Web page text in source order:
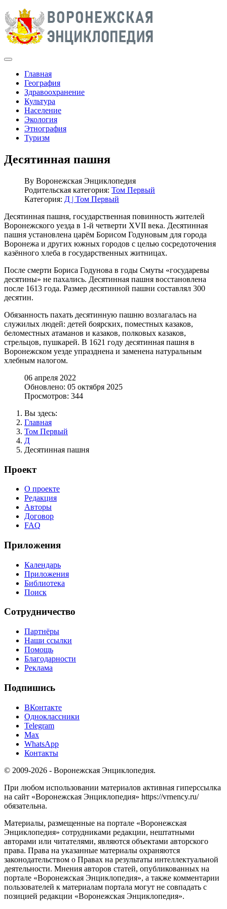
Главная
География
Здравоохранение
Культура
Население
Экология
Этнография
Туризм
Десятинная пашня
By Воронежская Энциклопедия
Родительская категория: Том Первый
Категория: Д | Том Первый
Десятинная пашня, государственная повинность жителей
Воронежского уезда в 1-й четверти XVII века. Десятинная
пашня установлена царём Борисом Годуновым для города
Воронежа и других южных городов с целью сосредоточения
казённого хлеба в государственных житницах.
После смерти Бориса Годунова в годы Смуты «государевы
десятины» не пахались. Десятинная пашня восстановлена
после 1613 года. Размер десятинной пашни составлял 300
десятин.
Обязанность пахать десятинную пашню возлагалась на
служилых людей: детей боярских, поместных казаков,
беломестных атаманов и казаков, полковых казаков,
стрельцов, пушкарей. В 1621 году десятинная пашня в
Воронежском уезде упразднена и заменена натуральным
хлебным налогом.
06 апреля 2022
Обновлено: 05 октября 2025
Просмотров: 344
Вы здесь:
Главная
Том Первый
Д
Десятинная пашня
Проект
О проекте
Редакция
Авторы
Договор
FAQ
Приложения
Календарь
Приложения
Библиотека
Поиск
Сотрудничество
Партнёры
Наши ссылки
Помощь
Благодарности
Реклама
Подпишись
ВКонтакте
Одноклассники
Telegram
Max
WhatsApp
Контакты
© 2009-2026 - Воронежская Энциклопедия.
При любом использовании материалов активная гиперссылка
на сайт «Воронежская Энциклопедия» https://vrnency.ru/
обязательна.
Материалы, размещенные на портале «Воронежская
Энциклопедия» сотрудниками редакции, нештатными
авторами или читателями, являются объектами авторского
права. Права на указанные материалы охраняются
законодательством о Правах на результаты интеллектуальной
деятельности. Мнения авторов статей, опубликованных на
портале «Воронежская Энциклопедия», а также комментарии
пользователей к материалам портала могут не совпадать с
позицией редакции «Воронежская Энциклопедия».